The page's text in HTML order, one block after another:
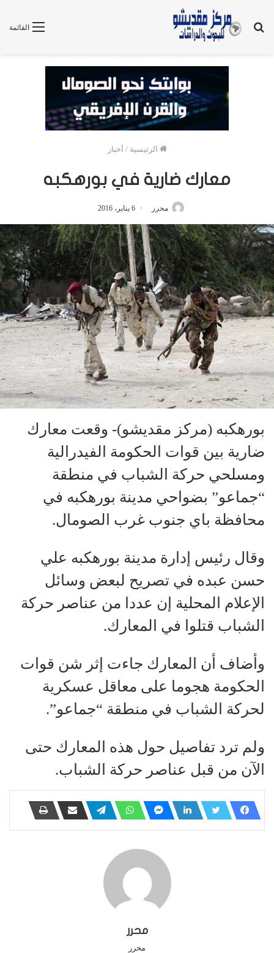
القائمة
بحث
الرئيسية / أخبار
معارك ضارية في بورهكبه
محرر 6 يناير، 2016
بورهكبه (مركز مقديشو)- وقعت معارك
ضارية بين قوات الحكومة الفيدرالية
ومسلحي حركة الشباب في منطقة
“جماعو” بضواحي مدينة بورهكبه في
محافظة باي جنوب غرب الصومال.
وقال رئيس إدارة مدينة بورهكبه علي
حسن عبده في تصريح لبعض وسائل
الإعلام المحلية إن عددا من عناصر حركة
الشباب قتلوا في المعارك.
وأضاف أن المعارك جاءت إثر شن قوات
الحكومة هجوما على معاقل عسكرية
لحركة الشباب في منطقة “جماعو”.
ولم ترد تفاصيل حول هذه المعارك حتى
الآن من قبل عناصر حركة الشباب.
محرر
محرر